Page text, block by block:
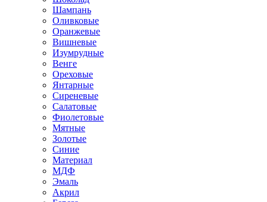
Шампань
Оливковые
Оранжевые
Вишневые
Изумрудные
Венге
Ореховые
Янтарные
Сиреневые
Салатовые
Фиолетовые
Мятные
Золотые
Синие
Материал
МДФ
Эмаль
Акрил